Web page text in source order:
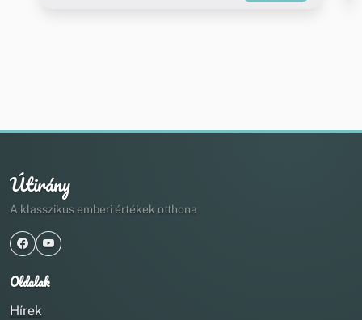
Útirány
A klasszikus emberi értékek otthona
Oldalak
Hírek